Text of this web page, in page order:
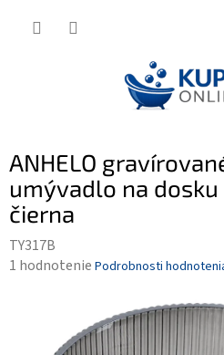
ANHELO
umývadlo na
čierna
TY317B
Priemerné
1 hodnotenie Podrobnosti